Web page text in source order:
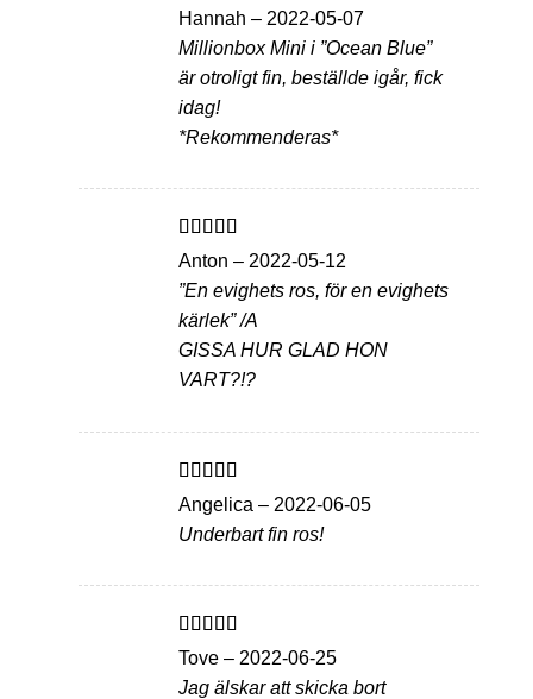
Betygsatt
av 5
Hannah – 2022-05-07
Millionbox Mini i ”Ocean Blue”
är otroligt fin, beställde igår, fick
idag!
*Rekommenderas*
Betygsatt5
av 5
Anton – 2022-05-12
”En evighets ros, för en evighets
kärlek” /A
GISSA HUR GLAD HON
VART?!?
Betygsatt
av 5
Angelica – 2022-06-05
Underbart fin ros!
Betygsatt5
av 5
Tove – 2022-06-25
Jag älskar att skicka bort